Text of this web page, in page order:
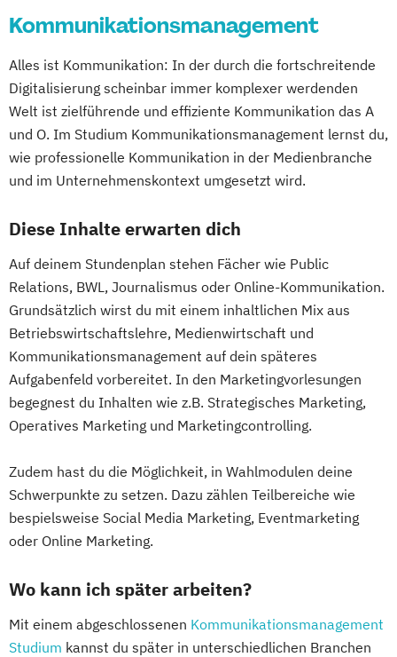
Kommunikationsmanagement
Alles ist Kommunikation: In der durch die fortschreitende
Digitalisierung scheinbar immer komplexer werdenden
Welt ist zielführende und effiziente Kommunikation das A
und O. Im Studium Kommunikationsmanagement lernst du,
wie professionelle Kommunikation in der Medienbranche
und im Unternehmenskontext umgesetzt wird.
Diese Inhalte erwarten dich
Auf deinem Stundenplan stehen Fächer wie Public
Relations, BWL, Journalismus oder Online-Kommunikation.
Grundsätzlich wirst du mit einem inhaltlichen Mix aus
Betriebswirtschaftslehre, Medienwirtschaft und
Kommunikationsmanagement auf dein späteres
Aufgabenfeld vorbereitet. In den Marketingvorlesungen
begegnest du Inhalten wie z.B. Strategisches Marketing,
Operatives Marketing und Marketingcontrolling.
Zudem hast du die Möglichkeit, in Wahlmodulen deine
Schwerpunkte zu setzen. Dazu zählen Teilbereiche wie
bespielsweise Social Media Marketing, Eventmarketing
oder Online Marketing.
Wo kann ich später arbeiten?
Mit einem abgeschlossenen Kommunikationsmanagement
Studium kannst du später in unterschiedlichen Branchen